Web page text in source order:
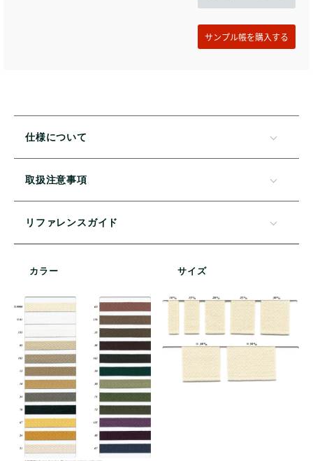
仕様について
取扱注意事項
リファレンスガイド
カラー サイズ